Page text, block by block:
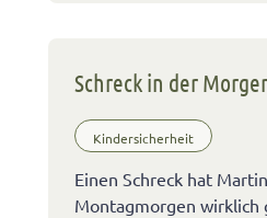
Schreck in der
Kindersicherheit
Einen Schreck hat
Montagmorgen wirklich